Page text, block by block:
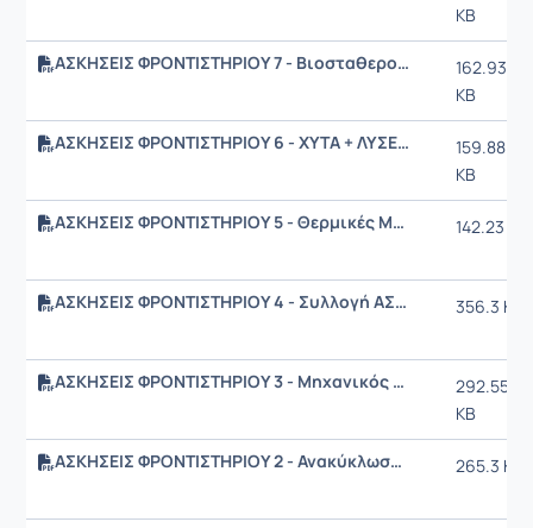
KB
ΑΣΚΗΣΕΙΣ ΦΡΟΝΤΙΣΤΗΡΙΟΥ 7 - Βιοσταθεροποίηση + ΛΥΣΕΙΣ
162.93
KB
ΑΣΚΗΣΕΙΣ ΦΡΟΝΤΙΣΤΗΡΙΟΥ 6 - XYTA + ΛΥΣΕΙΣ
159.88
KB
ΑΣΚΗΣΕΙΣ ΦΡΟΝΤΙΣΤΗΡΙΟΥ 5 - Θερμικές Μέθοδοι + ΛΥΣΕΙΣ 142.23 KB
ΑΣΚΗΣΕΙΣ ΦΡΟΝΤΙΣΤΗΡΙΟΥ 4 - Συλλογή ΑΣΑ + ΛΥΣΕΙΣ 356.3 KB
ΑΣΚΗΣΕΙΣ ΦΡΟΝΤΙΣΤΗΡΙΟΥ 3 - Μηχανικός Διαχωρισμός + ΛΥΣΕΙΣ
292.55
KB
ΑΣΚΗΣΕΙΣ ΦΡΟΝΤΙΣΤΗΡΙΟΥ 2 - Ανακύκλωση + ΛΥΣΕΙΣ 265.3 KB